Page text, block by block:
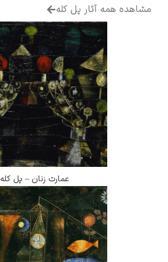
مشاهده همه آثار پل کله
عمارت زنان – پل کله